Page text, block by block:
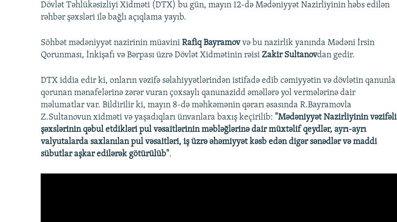
Dövlət Təhlükəsizliyi Xidməti (DTX) bu gün, mayın 12-də Mədəniyyət Nazirliyinin həbs edilən
rəhbər şəxsləri ilə bağlı açıqlama yayıb.
Söhbət mədəniyyət nazirinin müavini Rafiq Bayramovvə bu nazirlik yanında Mədəni İrsin
Qorunması, İnkişafı və Bərpası üzrə Dövlət Xidmətinin rəisi Zakir Sultanovdan gedir.
DTX iddia edir ki, onların vəzifə səlahiyyətlərindən istifadə edib cəmiyyətin və dövlətin qanunla
qorunan mənafelərinə zərər vuran çoxsaylı qanunazidd əməllərə yol vermələrinə dair
məlumatlar var. Bildirilir ki, mayın 8-də məhkəmənin qərarı əsasında R.Bayramovla
Z.Sultanovun xidməti və yaşadıqları ünvanlara baxış keçirilib: "Mədəniyyət Nazirliyinin vəzifəli
şəxslərinin qəbul etdikləri pul vəsaitlərinin məbləğlərinə dair müxtəlif qeydlər, ayrı-ayrı
valyutalarda saxlanılan pul vəsaitləri, iş üzrə əhəmiyyət kəsb edən digər sənədlər və maddi
sübutlar aşkar edilərək götürülüb".